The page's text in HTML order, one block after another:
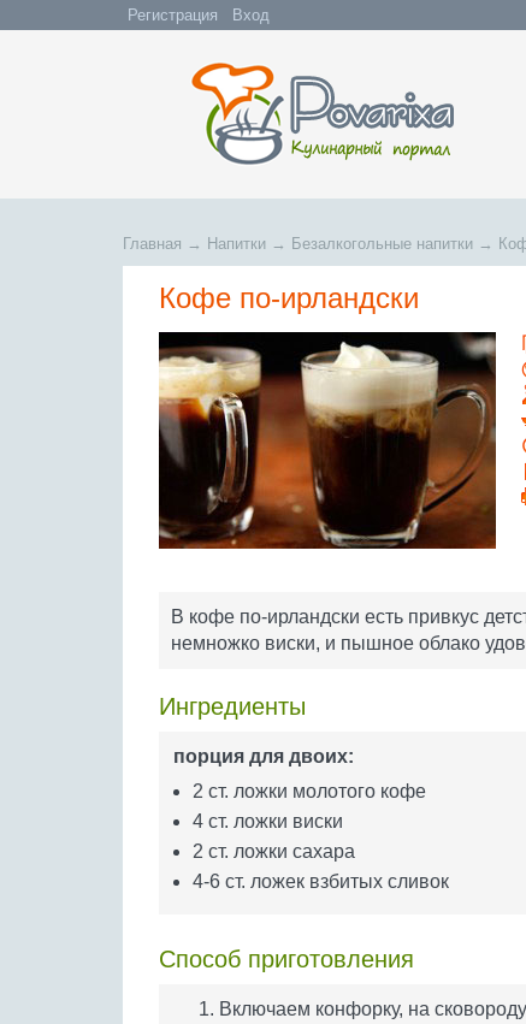
Регистрация Вход
Главная → Напитки → Безалкогольные напитки →
Кофе по-ирландски
В кофе по-ирландски есть привкус
немножко виски, и пышное облако
Ингредиенты
порция для двоих:
2 ст. ложки молотого кофе
4 ст. ложки виски
2 ст. ложки сахара
4-6 ст. ложек взбитых сливок
Способ приготовления
Включаем конфорку, на